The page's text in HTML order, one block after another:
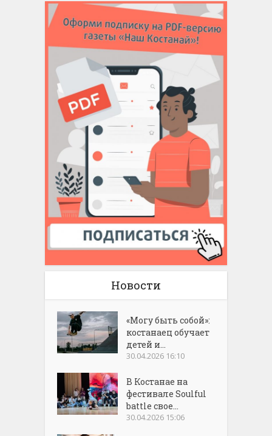
Новости
«Могу быть собой»:
костанаец обучает
детей и...
30.04.2026 16:10
В Костанае на
фестивале Soulful
battle свое...
30.04.2026 15:06